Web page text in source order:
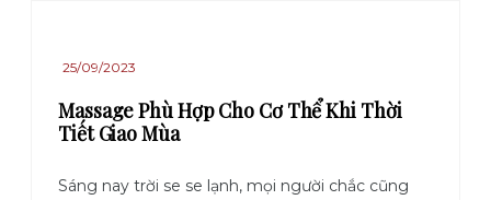
25/09/2023
Massage Phù Hợp Cho Cơ Thể Khi Thời
Tiết Giao Mùa
Sáng nay trời se se lạnh, mọi người chắc cũng